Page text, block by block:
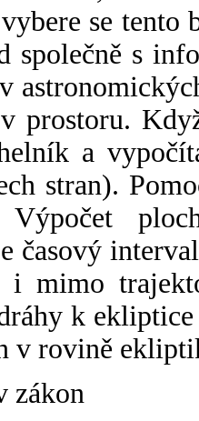
se tento
společně s
prostoru.
a
stran).
Výpočet
časový
i mimo
k
v rovině
zákon